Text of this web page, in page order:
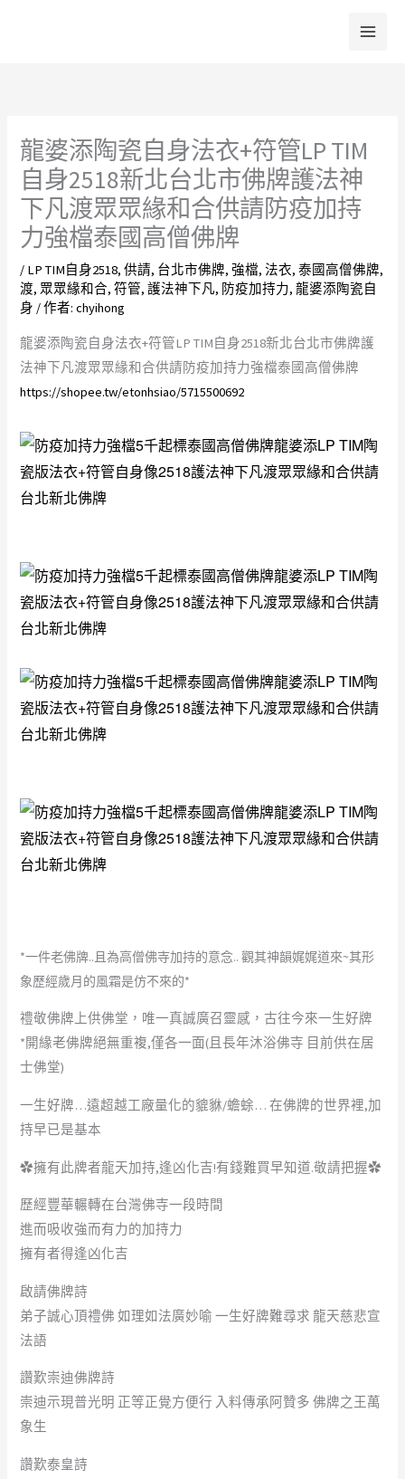
龍婆添陶瓷自身法衣+符管LP TIM
自身2518新北台北市佛牌護法神
下凡渡眾眾緣和合供請防疫加持
力強檔泰國高僧佛牌
/ LP TIM自身2518,供請, 台北市佛牌,強檔,法衣,泰國高僧佛牌,
渡, 眾眾緣和合,符管,護法神下凡, 防疫加持力,龍婆添陶瓷自
身 / 作者:chyihong
龍婆添陶瓷自身法衣+符管LP TIM自身2518新北台北市佛牌護
法神下凡渡眾眾緣和合供請防疫加持力強檔泰國高僧佛牌
https://shopee.tw/etonhsiao/5715500692
*一件老佛牌..且為高僧佛寺加持的意念.. 觀其神韻娓娓道來~其形
象歷經歲月的風霜是仿不來的*
禮敬佛牌上供佛堂，唯一真誠廣召靈感，古往今來一生好牌
*開緣老佛牌絕無重複,僅各一面(且長年沐浴佛寺 目前供在居
士佛堂)
一生好牌…遠超越工廠量化的貔貅/蟾蜍… 在佛牌的世界裡,加
持早已是基本
✿擁有此牌者龍天加持,逢凶化吉!有錢難買早知道.敬請把握✿
歷經豐華輾轉在台灣佛寺一段時間
進而吸收強而有力的加持力
擁有者得逢凶化吉
啟請佛牌詩
弟子誠心頂禮佛 如理如法廣妙喻 一生好牌難尋求 龍天慈悲宣
法語
讚歎崇迪佛牌詩
崇迪示現普光明 正等正覺方便行 入料傳承阿贊多 佛牌之王萬
象生
讚歎泰皇詩